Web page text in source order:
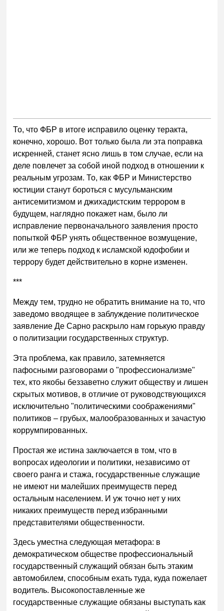
То, что ФБР в итоге исправило оценку теракта,
конечно, хорошо. Вот только была ли эта поправка
искренней, станет ясно лишь в том случае, если на
деле повлечет за собой иной подход в отношении к
реальным угрозам. То, как ФБР и Министерство
юстиции станут бороться с мусульманским
антисемитизмом и джихадистским террором в
будущем, наглядно покажет нам, было ли
исправление первоначального заявления просто
попыткой ФБР унять общественное возмущение,
или же теперь подход к исламской юдофобии и
террору будет действительно в корне изменен.
***
Между тем, трудно не обратить внимание на то, что
заведомо вводящее в заблуждение политическое
заявление Де Сарно раскрыло нам горькую правду
о политизации государственных структур.
Эта проблема, как правило, затемняется
пафосными разговорами о "профессионализме"
тех, кто якобы беззаветно служит обществу и лишен
скрытых мотивов, в отличие от руководствующихся
исключительно "политическими соображениями"
политиков – грубых, малообразованных и зачастую
коррумпированных.
Простая же истина заключается в том, что в
вопросах идеологии и политики, независимо от
своего ранга и стажа, государственные служащие
не имеют ни малейших преимуществ перед
остальным населением. И уж точно нет у них
никаких преимуществ перед избранными
представителями общественности.
Здесь уместна следующая метафора: в
демократическом обществе профессиональный
государственный служащий обязан быть этаким
автомобилем, способным ехать туда, куда пожелает
водитель. Высокопоставленные же
государственные служащие обязаны выступать как